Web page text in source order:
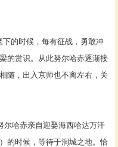
下的时候，每有征战，勇敢冲
的赏识。从此努尔哈赤逐渐接
随，出入京师也不离左右，关
尔哈赤亲自迎娶海西哈达万汗
的时候，等待于洞城之地。恰